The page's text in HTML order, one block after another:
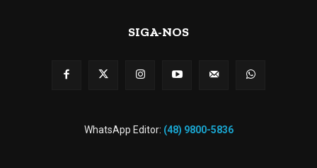
SIGA-NOS
WhatsApp Editor: (48) 9800-5836